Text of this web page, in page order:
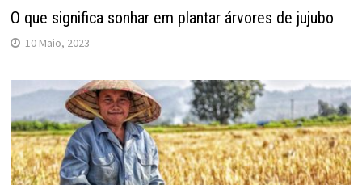
O que significa sonhar em plantar árvores de jujubo
10 Maio, 2023